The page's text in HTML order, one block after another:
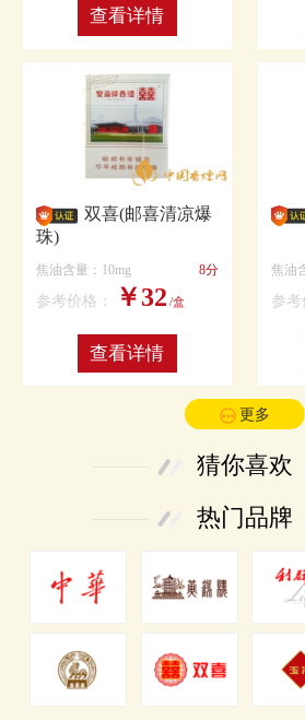
查看详情
双喜(邮喜清凉爆
珠)
焦油含量：10mg 8分
参考价格： ￥32 /盒
查看详情
焦油
参考
更多
猜你喜欢
热门品牌